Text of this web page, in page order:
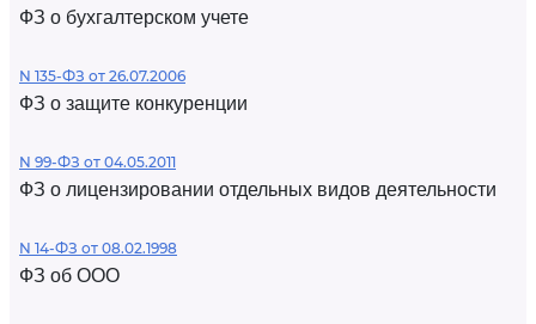
ФЗ о бухгалтерском учете
N 135-ФЗ от 26.07.2006
ФЗ о защите конкуренции
N 99-ФЗ от 04.05.2011
ФЗ о лицензировании отдельных видов деятельности
N 14-ФЗ от 08.02.1998
ФЗ об ООО